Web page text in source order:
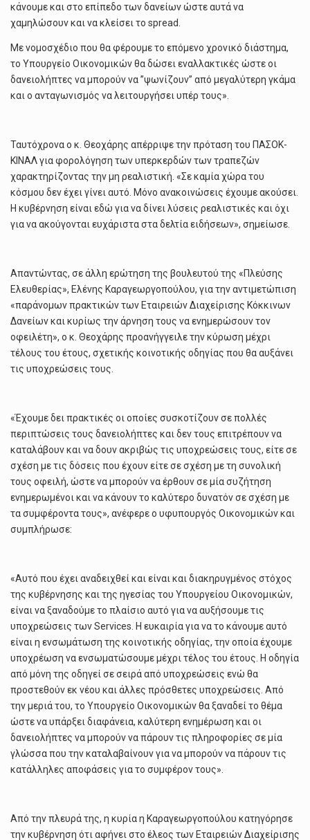
κάνουμε και στο επίπεδο των δανείων ώστε αυτά να
χαμηλώσουν και να κλείσει το spread.
Με νομοσχέδιο που θα φέρουμε το επόμενο χρονικό διάστημα,
το Υπουργείο Οικονομικών θα δώσει εναλλακτικές ώστε οι
δανειολήπτες να μπορούν να ”ψωνίζουν” από μεγαλύτερη γκάμα
και ο ανταγωνισμός να λειτουργήσει υπέρ τους».
Ταυτόχρονα ο κ. Θεοχάρης απέρριψε την πρόταση του ΠΑΣΟΚ-
ΚΙΝΑΛ για φορολόγηση των υπερκερδών των τραπεζών
χαρακτηρίζοντας την μη ρεαλιστική. «Σε καμία χώρα του
κόσμου δεν έχει γίνει αυτό. Μόνο ανακοινώσεις έχουμε ακούσει.
Η κυβέρνηση είναι εδώ για να δίνει λύσεις ρεαλιστικές και όχι
για να ακούγονται ευχάριστα στα δελτία ειδήσεων», σημείωσε.
Απαντώντας, σε άλλη ερώτηση της βουλευτού της «Πλεύσης
Ελευθερίας», Ελένης Καραγεωργοπούλου, για την αντιμετώπιση
«παράνομων πρακτικών των Εταιρειών Διαχείρισης Κόκκινων
Δανείων και κυρίως την άρνηση τους να ενημερώσουν τον
οφειλέτη», ο κ. Θεοχάρης προανήγγειλε την κύρωση μέχρι
τέλους του έτους, σχετικής κοινοτικής οδηγίας που θα αυξάνει
τις υποχρεώσεις τους.
«Έχουμε δει πρακτικές οι οποίες συσκοτίζουν σε πολλές
περιπτώσεις τους δανειολήπτες και δεν τους επιτρέπουν να
καταλάβουν και να δουν ακριβώς τις υποχρεώσεις τους, είτε σε
σχέση με τις δόσεις που έχουν είτε σε σχέση με τη συνολική
τους οφειλή, ώστε να μπορούν να έρθουν σε μία συζήτηση
ενημερωμένοι και να κάνουν το καλύτερο δυνατόν σε σχέση με
τα συμφέροντα τους», ανέφερε ο υφυπουργός Οικονομικών και
συμπλήρωσε:
«Αυτό που έχει αναδειχθεί και είναι και διακηρυγμένος στόχος
της κυβέρνησης και της ηγεσίας του Υπουργείου Οικονομικών,
είναι να ξαναδούμε το πλαίσιο αυτό για να αυξήσουμε τις
υποχρεώσεις των Services. Η ευκαιρία για να το κάνουμε αυτό
είναι η ενσωμάτωση της κοινοτικής οδηγίας, την οποία έχουμε
υποχρέωση να ενσωματώσουμε μέχρι τέλος του έτους. Η οδηγία
από μόνη της οδηγεί σε σειρά από υποχρεώσεις ενώ θα
προστεθούν εκ νέου και άλλες πρόσθετες υποχρεώσεις. Από
την μεριά του, το Υπουργείο Οικονομικών θα ξαναδεί το θέμα
ώστε να υπάρξει διαφάνεια, καλύτερη ενημέρωση και οι
δανειολήπτες να μπορούν να πάρουν τις πληροφορίες σε μία
γλώσσα που την καταλαβαίνουν για να μπορούν να πάρουν τις
κατάλληλες αποφάσεις για το συμφέρον τους».
Από την πλευρά της, η κυρία η Καραγεωργοπούλου κατηγόρησε
την κυβέρνηση ότι αφήνει στο έλεος των Εταιρειών Διαχείρισης